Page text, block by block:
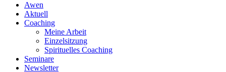
Awen
Aktuell
Coaching
Meine Arbeit
Einzelsitzung
Spirituelles Coaching
Seminare
Newsletter